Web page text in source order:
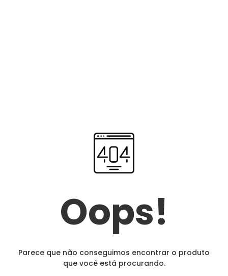
Oops!
Parece que não conseguimos encontrar o produto
que você está procurando.